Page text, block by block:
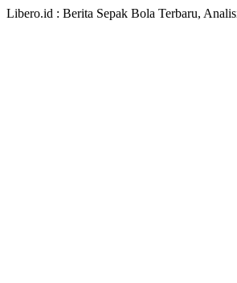
Libero.id : Berita Sepak Bola Terbaru,